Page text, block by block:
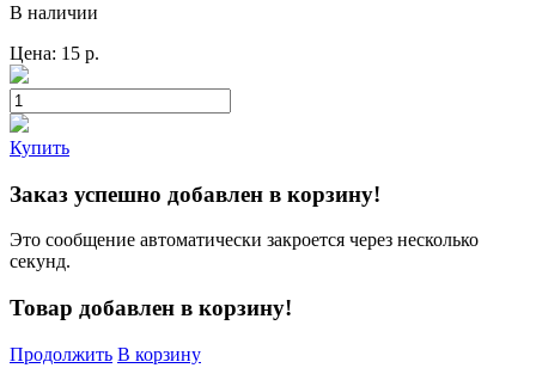
В наличии
Цена: 15 р.
Купить
Заказ успешно добавлен в корзину!
Это сообщение автоматически закроется через несколько
секунд.
Товар добавлен в корзину!
Продолжить В корзину